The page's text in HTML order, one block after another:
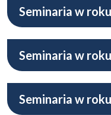
Seminaria w
Seminaria w
Seminaria w